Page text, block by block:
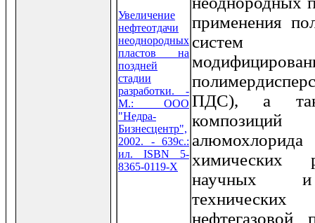
Увеличение
нефтеотдачи
неоднородных
пластов на
поздней
стадии
разработки. -
М.: ООО
"Недра-
Бизнесцентр",
2002. - 639с.:
ил. ISBN 5-
8365-0119-Х
применения
ПДС), а
химических
научных и
нефтегазовой